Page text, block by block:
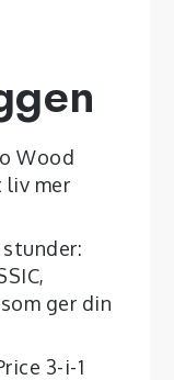
Wood
liv mer
ger din
3-i-1